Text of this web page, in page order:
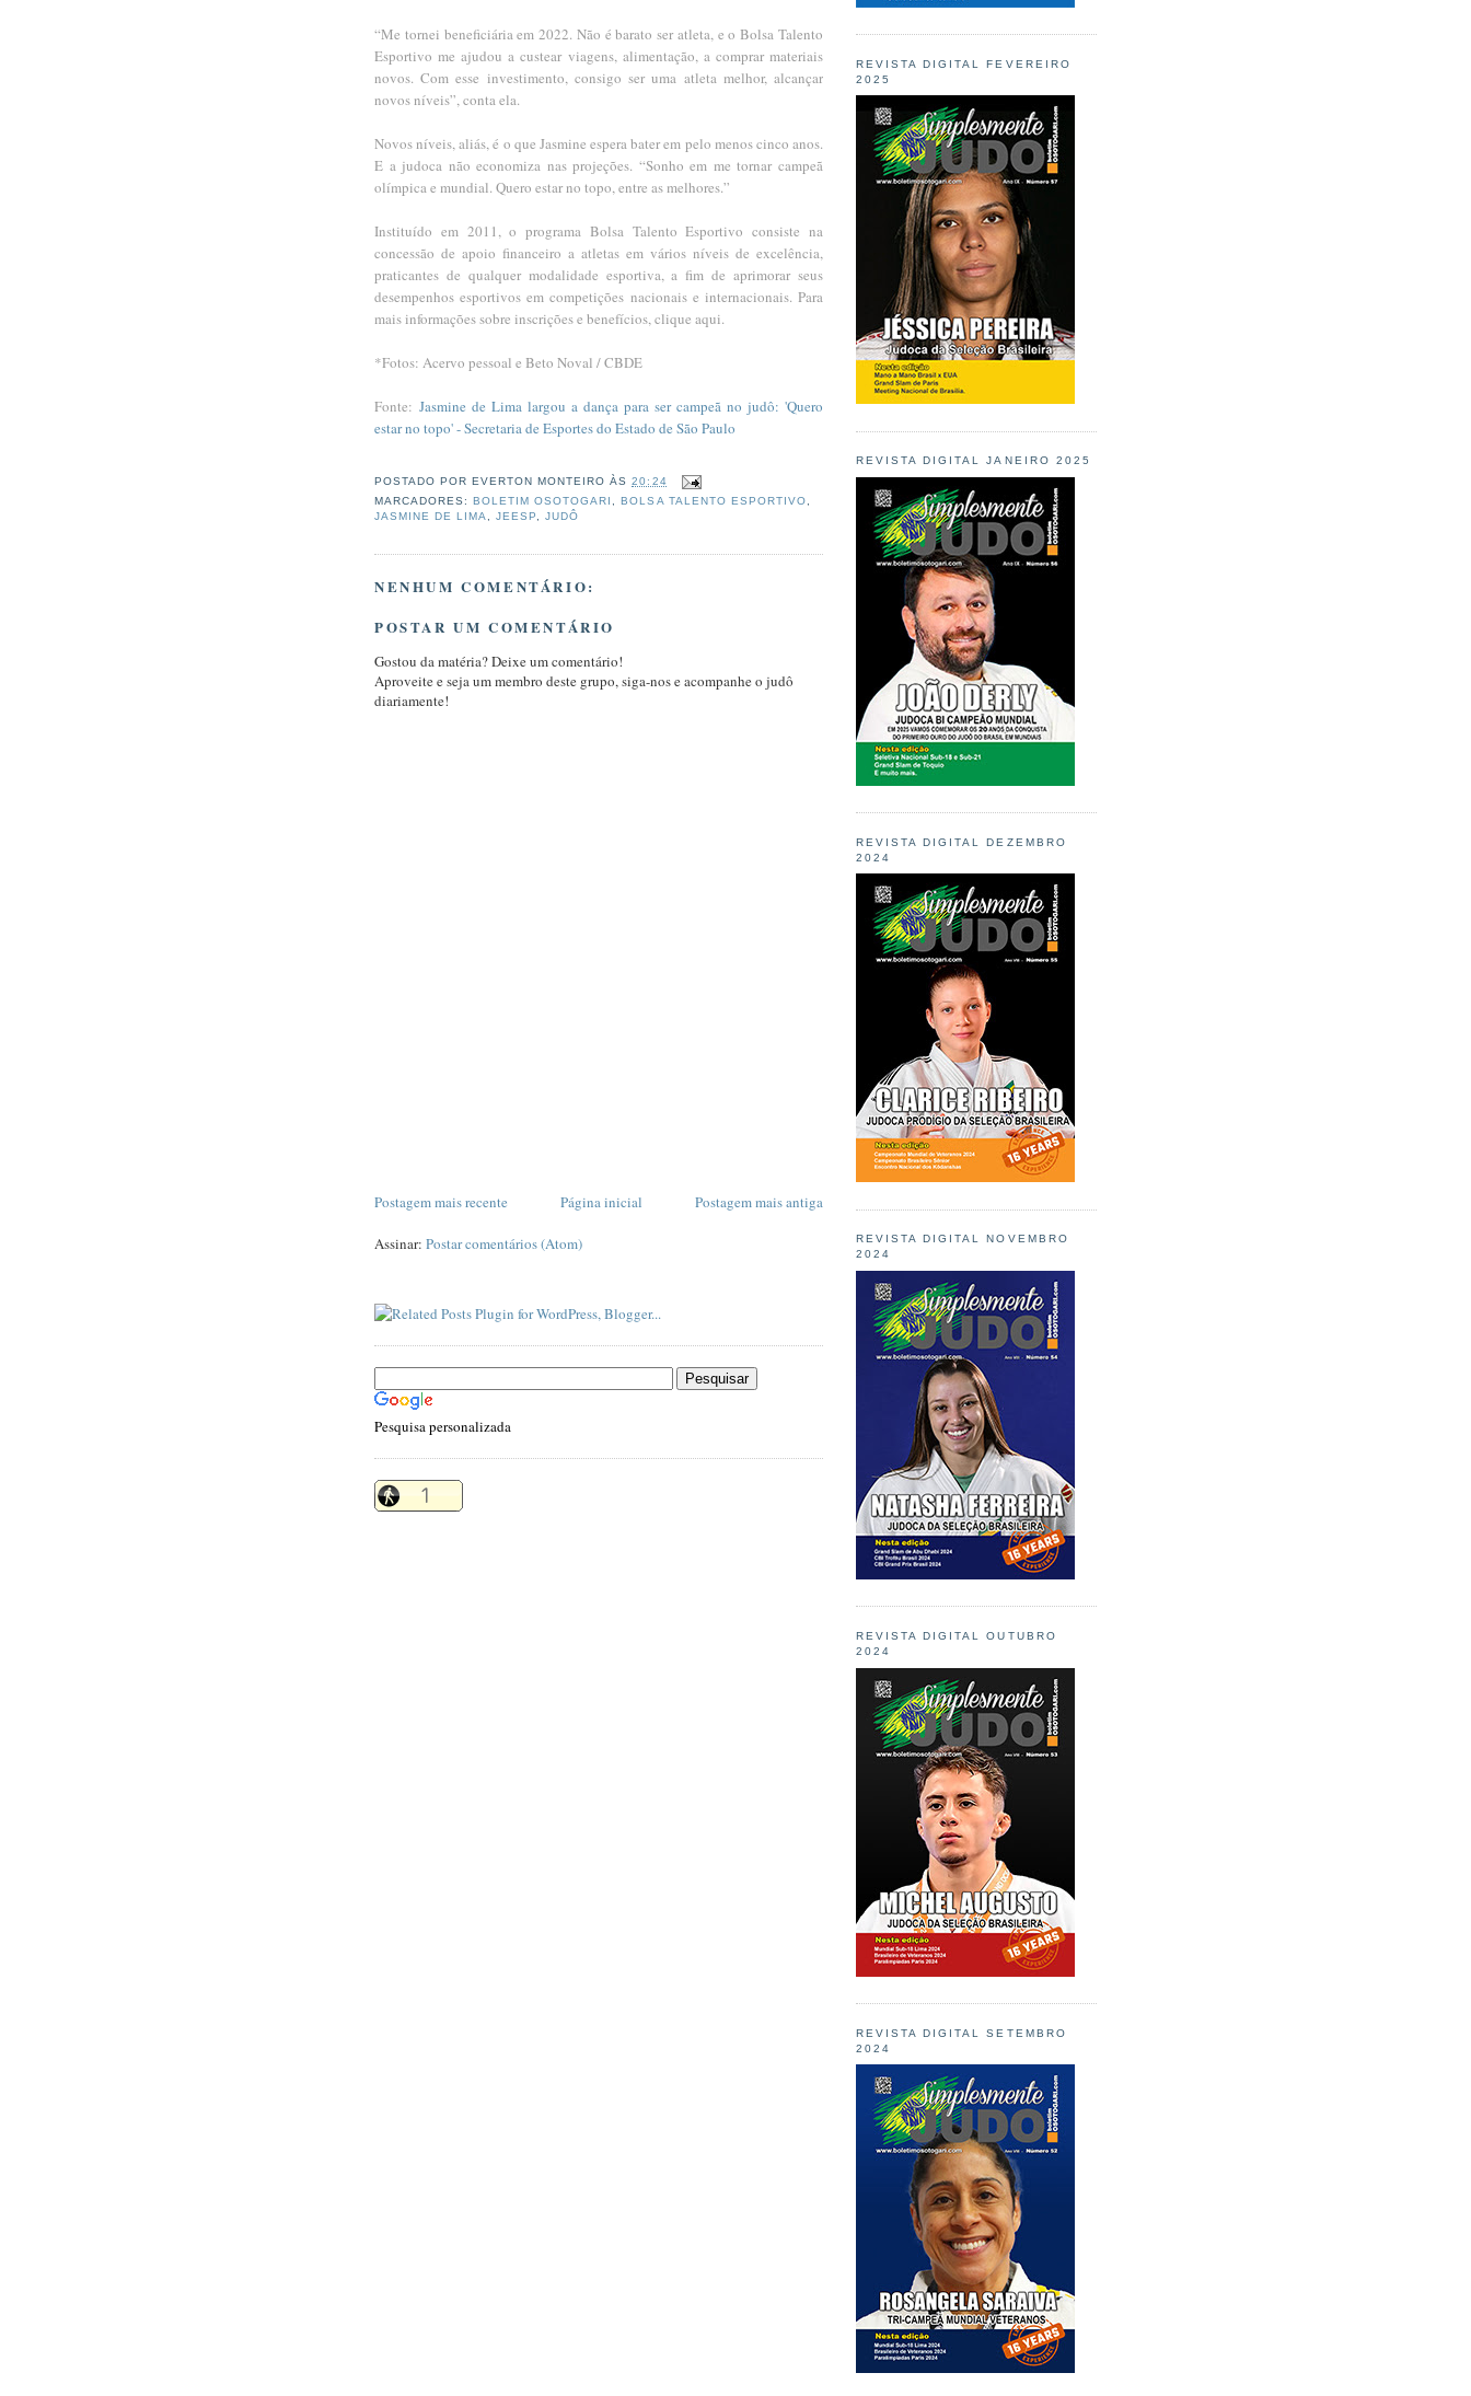
“Me tornei beneficiária em 2022. Não é barato ser atleta, e o Bolsa Talento
Esportivo me ajudou a custear viagens, alimentação, a comprar materiais
novos. Com esse investimento, consigo ser uma atleta melhor, alcançar
novos níveis”, conta ela.
Novos níveis, aliás, é o que Jasmine espera bater em pelo menos cinco anos.
E a judoca não economiza nas projeções. “Sonho em me tornar campeã
olímpica e mundial. Quero estar no topo, entre as melhores.”
Instituído em 2011, o programa Bolsa Talento Esportivo consiste na
concessão de apoio financeiro a atletas em vários níveis de excelência,
praticantes de qualquer modalidade esportiva, a fim de aprimorar seus
desempenhos esportivos em competições nacionais e internacionais. Para
mais informações sobre inscrições e benefícios, clique aqui.
*Fotos: Acervo pessoal e Beto Noval / CBDE
Fonte: Jasmine de Lima largou a dança para ser campeã no judô: 'Quero
estar no topo' - Secretaria de Esportes do Estado de São Paulo
POSTADO POR EVERTON MONTEIRO ÀS20:24
MARCADORES:BOLETIM OSOTOGARI ,BOLSA TALENTO ESPORTIVO,
JASMINE DE LIMA,JEESP,JUDÔ
NENHUM COMENTÁRIO:
POSTAR UM COMENTÁRIO
Gostou da matéria? Deixe um comentário!
Aproveite e seja um membro deste grupo, siga-nos e acompanhe o judô
diariamente!
Postagem mais recente Postagem mais antiga
Página inicial
Assinar: Postar comentários (Atom)
Pesquisa personalizada
REVISTA DIGITAL FEVEREIRO
2025
REVISTA DIGITAL JANEIRO 2025
REVISTA DIGITAL DEZEMBRO
2024
REVISTA DIGITAL NOVEMBRO
2024
REVISTA DIGITAL OUTUBRO
2024
REVISTA DIGITAL SETEMBRO
2024